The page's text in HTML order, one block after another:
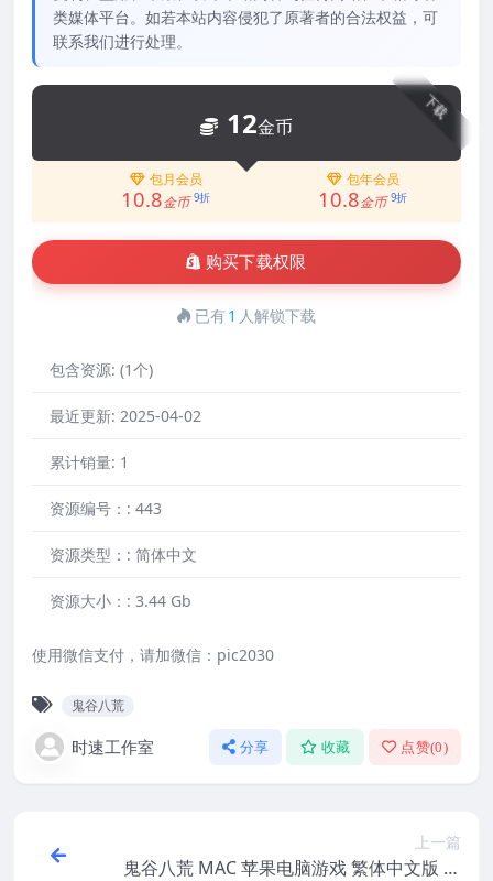
类媒体平台。如若本站内容侵犯了原著者的合法权益，可
联系我们进行处理。
下载
12金币
包月会员
10.8金币 9折
包年会员
10.8金币 9折
购买下载权限
已有1 人解锁下载
包含资源: (1个)
最近更新: 2025-04-02
累计销量: 1
资源编号：: 443
资源类型：: 简体中文
资源大小：: 3.44 Gb
使用微信支付，请加微信：pic2030
鬼谷八荒
时速工作室 分享 收藏 点赞(0)
上一篇
鬼谷八荒 MAC 苹果电脑游戏 繁体中文版 支